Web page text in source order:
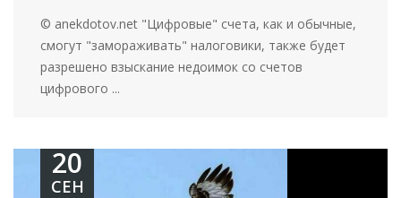
© anekdotov.net "Цифровые" счета, как и обычные,
смогут "замораживать" налоговики, также будет
разрешено взыскание недоимок со счетов
цифрового ...
20
СЕН